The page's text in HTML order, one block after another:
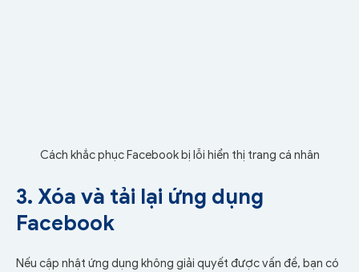
Cách khắc phục Facebook bị lỗi hiển thị trang cá nhân
3. Xóa và tải lại ứng dụng
Facebook
Nếu cập nhật ứng dụng không giải quyết được vấn đề, bạn có